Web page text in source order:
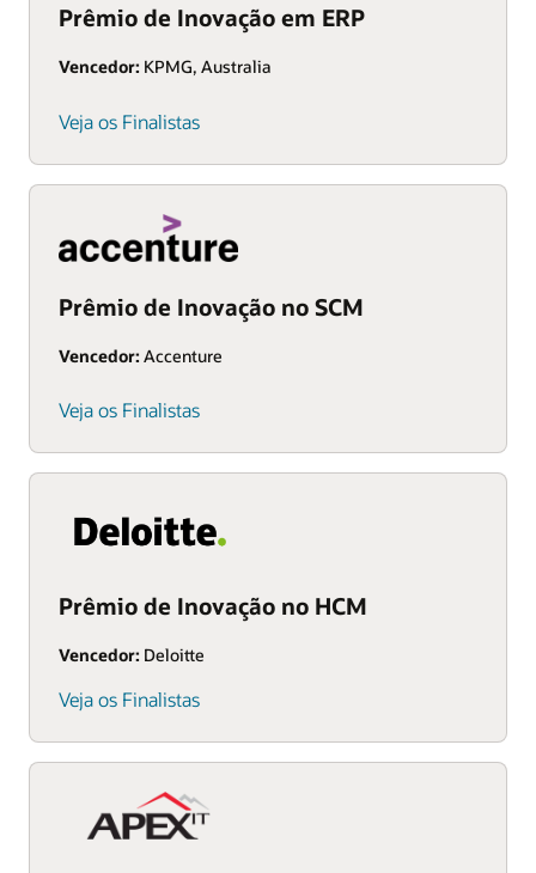
Prêmio de Inovação em ERP
Vencedor: KPMG, Australia
Veja os Finalistas
Prêmio de Inovação no SCM
Vencedor: Accenture
Veja os Finalistas
Prêmio de Inovação no HCM
Vencedor: Deloitte
Veja os Finalistas